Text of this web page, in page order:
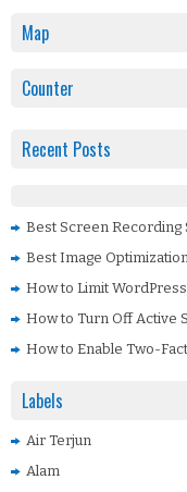
Map
Counter
Recent Posts
Best Screen Recording
Best Image
How to Limit
How to Turn Off Active
How to Enable Two-
Labels
Air Terjun
Alam